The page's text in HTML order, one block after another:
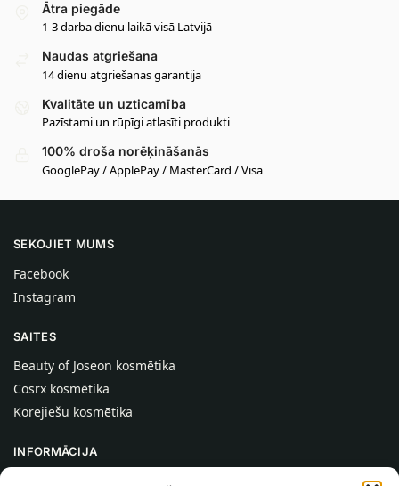
Ātra piegāde
1-3 darba dienu laikā visā Latvijā
Naudas atgriešana
14 dienu atgriešanas garantija
Kvalitāte un uzticamība
Pazīstami un rūpīgi atlasīti produkti
100% droša norēķināšanās
GooglePay / ApplePay / MasterCard / Visa
SEKOJIET MUMS
Facebook
Instagram
SAITES
Beauty of Joseon kosmētika
Cosrx kosmētika
Korejiešu kosmētika
INFORMĀCIJA